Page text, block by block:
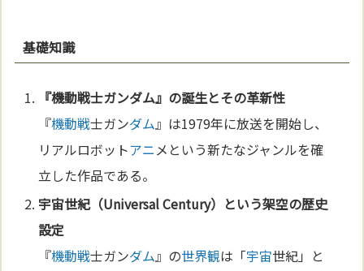
基礎知識
『機動戦士ガンダム』の誕生とその革新性
『機動戦士ガンダム』は1979年に放送を開始し、
リアルロボットアニメという新たなジャンルを確
立した作品である。
宇宙世紀（Universal Century）という架空の歴史
設定
『機動戦士ガンダム』の世界観は「宇宙世紀」と